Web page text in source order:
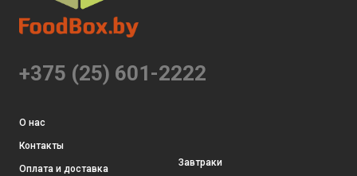
+375 (25) 601-2222
О нас
Контакты
Оплата и доставка
Завтраки